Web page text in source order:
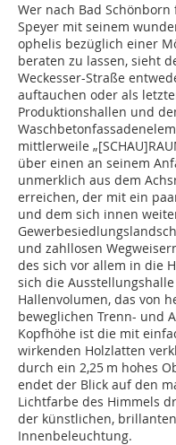
Wer nach Bad
Speyer mit seinem
ophelis bezüglich einer
beraten zu lassen, sieht
Weckesser-Straße
auftauchen oder als
Produktionshallen und
mittlerweile
über einen an seinem
unmerklich aus dem
erreichen, der mit ein
und dem sich innen
und zahllosen
des sich vor allem in die
sich die
Hallenvolumen, das von
beweglichen Trenn- und
Kopfhöhe ist die mit
wirkenden Holzlatten
durch ein 2,25 m hohes
endet der Blick auf den
Lichtfarbe des Himmels
der künstlichen,
Innenbeleuchtung.